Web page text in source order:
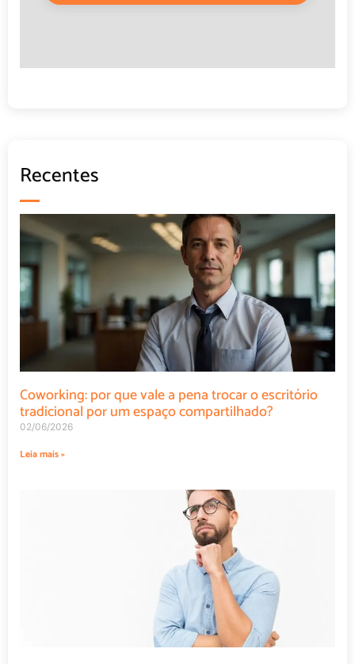
Recentes
Coworking: por que vale a pena trocar o escritório
tradicional por um espaço compartilhado?
02/06/2026
Leia mais »